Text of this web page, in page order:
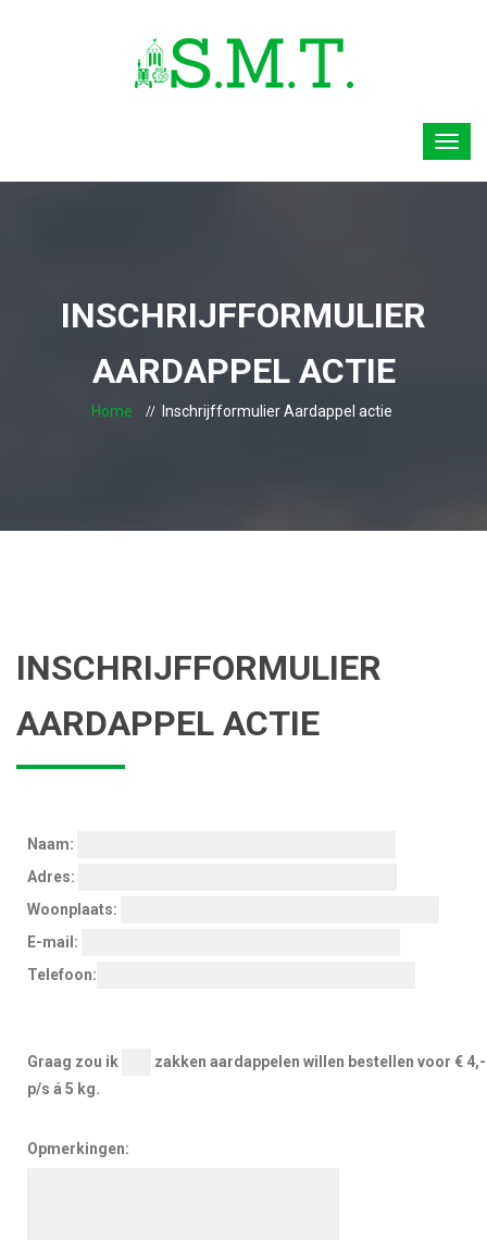
INSCHRIJFFORMULIER
AARDAPPEL ACTIE
Home Inschrijfformulier Aardappel actie
INSCHRIJFFORMULIER
AARDAPPEL ACTIE
Naam:
Adres:
Woonplaats:
E-mail:
Telefoon:
Graag zou ik
zakken aardappelen willen bestellen voor € 4,-
p/s á 5 kg.
Opmerkingen: